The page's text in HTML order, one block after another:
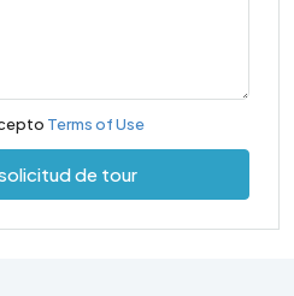
Terms of Use
solicitud de tour